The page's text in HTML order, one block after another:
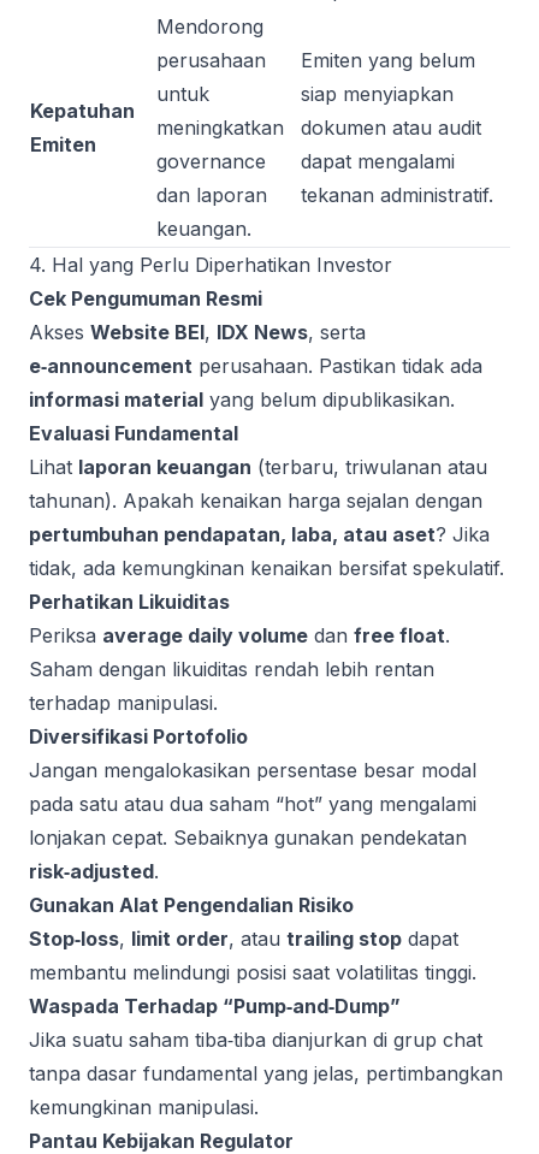
Kepatuhan
Emiten
Mendorong
perusahaan
untuk
meningkatkan
governance
dan laporan
keuangan.
Emiten yang belum
siap menyiapkan
dokumen atau audit
dapat mengalami
tekanan administratif.
4. Hal yang Perlu Diperhatikan Investor
Cek Pengumuman Resmi
Akses Website BEI, IDX News, serta
e‑announcement perusahaan. Pastikan tidak ada
informasi material yang belum dipublikasikan.
Evaluasi Fundamental
Lihat laporan keuangan (terbaru, triwulanan atau
tahunan). Apakah kenaikan harga sejalan dengan
pertumbuhan pendapatan, laba, atau aset? Jika
tidak, ada kemungkinan kenaikan bersifat spekulatif.
Perhatikan Likuiditas
Periksa average daily volume dan free float.
Saham dengan likuiditas rendah lebih rentan
terhadap manipulasi.
Diversifikasi Portofolio
Jangan mengalokasikan persentase besar modal
pada satu atau dua saham “hot” yang mengalami
lonjakan cepat. Sebaiknya gunakan pendekatan
risk‑adjusted.
Gunakan Alat Pengendalian Risiko
Stop‑loss, limit order, atau trailing stop dapat
membantu melindungi posisi saat volatilitas tinggi.
Waspada Terhadap “Pump‑and‑Dump”
Jika suatu saham tiba‑tiba dianjurkan di grup chat
tanpa dasar fundamental yang jelas, pertimbangkan
kemungkinan manipulasi.
Pantau Kebijakan Regulator